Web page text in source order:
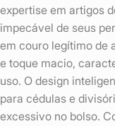
expertise em artigos
impecável de seus
em couro legítimo de
e toque macio,
uso. O design
para cédulas e
excessivo no bolso.